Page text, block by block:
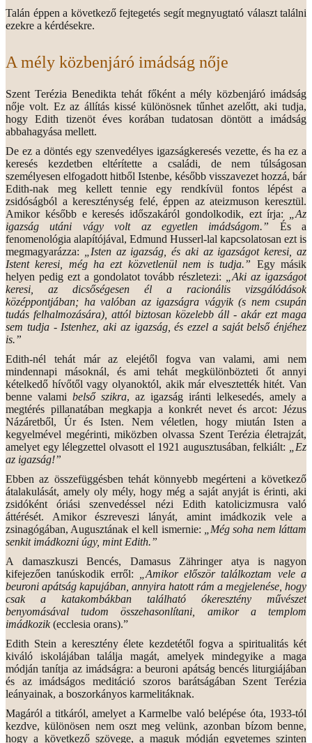
Talán éppen a következő fejtegetés segít megnyugtató választ találni
ezekre a kérdésekre.
A mély közbenjáró imádság nője
Szent Terézia Benedikta tehát főként a mély közbenjáró imádság
nője volt. Ez az állítás kissé különösnek tűnhet azelőtt, aki tudja,
hogy Edith tizenöt éves korában tudatosan döntött a imádság
abbahagyása mellett.
De ez a döntés egy szenvedélyes igazságkeresés vezette, és ha ez a
keresés kezdetben eltérítette a családi, de nem túlságosan
személyesen elfogadott hitből Istenbe, később visszavezet hozzá, bár
Edith-nak meg kellett tennie egy rendkívül fontos lépést a
zsidóságból a kereszténység felé, éppen az ateizmuson keresztül.
Amikor később e keresés időszakáról gondolkodik, ezt írja:
„Az
igazság utáni vágy volt az egyetlen imádságom.” És a
fenomenológia alapítójával, Edmund Husserl-lal kapcsolatosan ezt is
megmagyarázza:
„Isten az igazság, és aki az igazságot keresi, az
Istent keresi, még ha ezt közvetlenül nem is tudja.” Egy másik
helyen pedig ezt a gondolatot tovább részletezi:
„Aki az igazságot
keresi, az dicsőségesen él a racionális vizsgálódások
középpontjában; ha valóban az igazságra vágyik (s nem csupán
tudás felhalmozására), attól biztosan közelebb áll - akár ezt maga
sem tudja - Istenhez, aki az igazság, és ezzel a saját belső énjéhez
is.”
Edith-nél tehát már az elejétől fogva van valami, ami nem
mindennapi másoknál, és ami tehát megkülönbözteti őt annyi
kételkedő hívőtől vagy olyanoktól, akik már elvesztették hitét. Van
benne valami belső szikra, az igazság iránti lelkesedés, amely a
megtérés pillanatában megkapja a konkrét nevet és arcot: Jézus
Názáretből, Úr és Isten. Nem véletlen, hogy miután Isten a
kegyelmével megérinti, miközben olvassa Szent Terézia életrajzát,
amelyet egy lélegzettel olvasott el 1921 augusztusában, felkiált:
„Ez
az igazság!”
Ebben az összefüggésben tehát könnyebb megérteni a következő
átalakulását, amely oly mély, hogy még a saját anyját is érinti, aki
zsidóként óriási szenvedéssel nézi Edith katolicizmusra való
áttérését. Amikor észreveszi lányát, amint imádkozik vele a
zsinagógában, Augusztának el kell ismernie:
„Még soha nem láttam
senkit imádkozni úgy, mint Edith.”
A damaszkuszi Bencés, Damasus Zähringer atya is nagyon
kifejezően tanúskodik erről:
„Amikor először találkoztam vele a
beuroni apátság kapujában, annyira hatott rám a megjelenése, hogy
csak a katakombákban található ókeresztény művészet
benyomásával tudom összehasonlítani, amikor a templom
imádkozik(ecclesia orans).”
Edith Stein a keresztény élete kezdetétől fogva a spiritualitás két
kiváló iskolájában találja magát, amelyek mindegyike a maga
módján tanítja az imádságra: a beuroni apátság bencés liturgiájában
és az imádságos meditáció szoros barátságában Szent Terézia
leányainak, a boszorkányos karmelitáknak.
Magáról a titkáról, amelyet a Karmelbe való belépése óta, 1933-tól
kezdve, különösen nem oszt meg velünk, azonban bízom benne,
hogy a következő szövege, a maguk módján egyetemes szinten